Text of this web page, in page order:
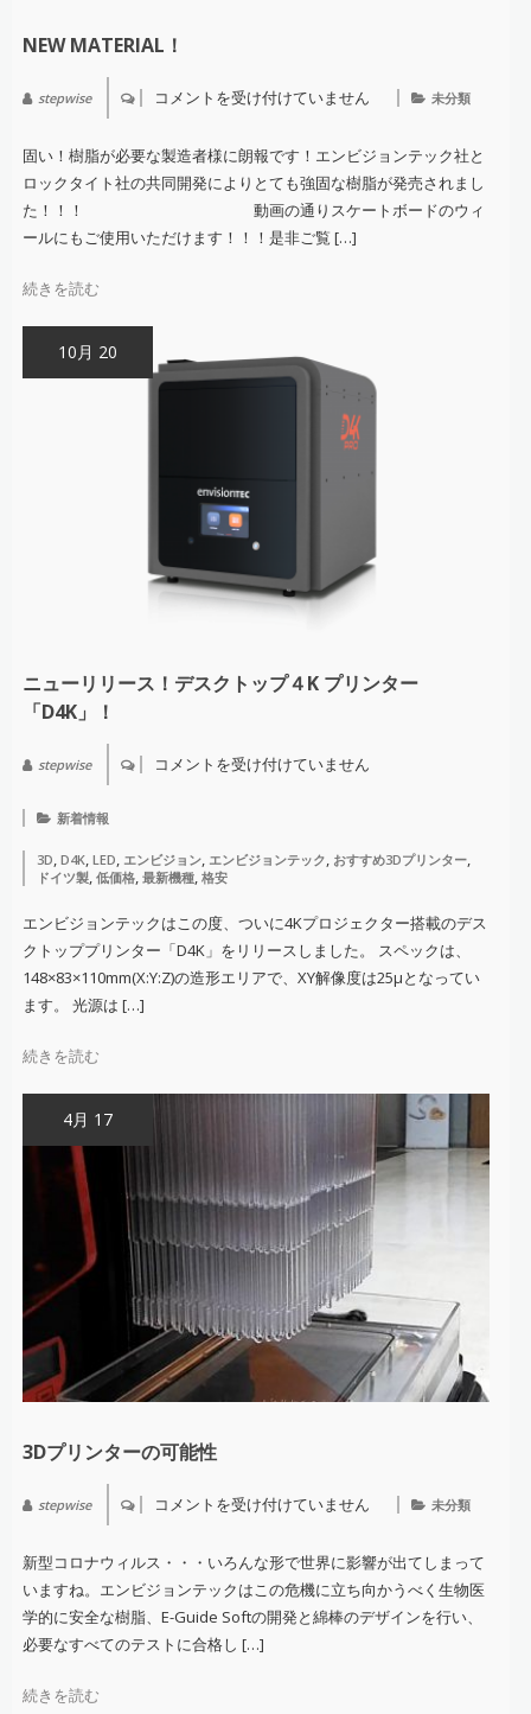
NEW MATERIAL！
stepwise
NEW
は
コメントを受け付けていません 未分類
固い！樹脂が必要な製造者様に朗報です！エンビジョンテック社と
ロックタイト社の共同開発によりとても強固な樹脂が発売されまし
た！！！ 動画の通りスケートボードのウィ
ールにもご使用いただけます！！！是非ご覧 […]
続きを読む
10月 20
ニューリリース！デスクトップ４K プリンター
「D4K」！
stepwise
ニ
ー
ス！
ス
ク
ト
ッ
プ
タ
コメントを受け付けていません
新着情報
3D, D4K, LED, エンビジョン, エンビジョンテック, おすすめ3Dプリンター,
ドイツ製, 低価格, 最新機種, 格安
エンビジョンテックはこの度、ついに4Kプロジェクター搭載のデス
クトッププリンター「D4K」をリリースしました。 スペックは、
148×83×110mm(X:Y:Z)の造形エリアで、XY解像度は25μとなってい
ます。 光源は […]
続きを読む
4月 17
3Dプリンターの可能性
stepwise
3D
ン
タ
の
可
能
コメントを受け付けていません 未分類
新型コロナウィルス・・・いろんな形で世界に影響が出てしまって
いますね。エンビジョンテックはこの危機に立ち向かうべく生物医
学的に安全な樹脂、E-Guide Softの開発と綿棒のデザインを行い、
必要なすべてのテストに合格し […]
続きを読む